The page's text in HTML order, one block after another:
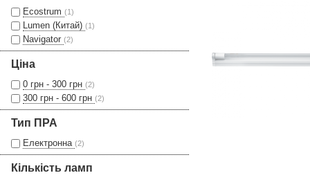
Ecostrum (1)
Lumen (Китай) (1)
Navigator (2)
Ціна
0 грн - 300 грн (2)
300 грн - 600 грн (2)
Тип ПРА
Електронна (2)
Кількість ламп